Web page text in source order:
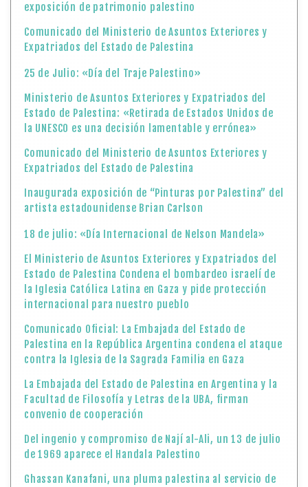
exposición de patrimonio palestino
Comunicado del Ministerio de Asuntos Exteriores y
Expatriados del Estado de Palestina
25 de Julio: «Día del Traje Palestino»
Ministerio de Asuntos Exteriores y Expatriados del
Estado de Palestina: «Retirada de Estados Unidos de
la UNESCO es una decisión lamentable y errónea»
Comunicado del Ministerio de Asuntos Exteriores y
Expatriados del Estado de Palestina
Inaugurada exposición de “Pinturas por Palestina” del
artista estadounidense Brian Carlson
18 de julio: «Día Internacional de Nelson Mandela»
El Ministerio de Asuntos Exteriores y Expatriados del
Estado de Palestina Condena el bombardeo israelí de
la Iglesia Católica Latina en Gaza y pide protección
internacional para nuestro pueblo
Comunicado Oficial: La Embajada del Estado de
Palestina en la República Argentina condena el ataque
contra la Iglesia de la Sagrada Familia en Gaza
La Embajada del Estado de Palestina en Argentina y la
Facultad de Filosofía y Letras de la UBA, firman
convenio de cooperación
Del ingenio y compromiso de Nají al-Ali, un 13 de julio
de 1969 aparece el Handala Palestino
Ghassan Kanafani, una pluma palestina al servicio de